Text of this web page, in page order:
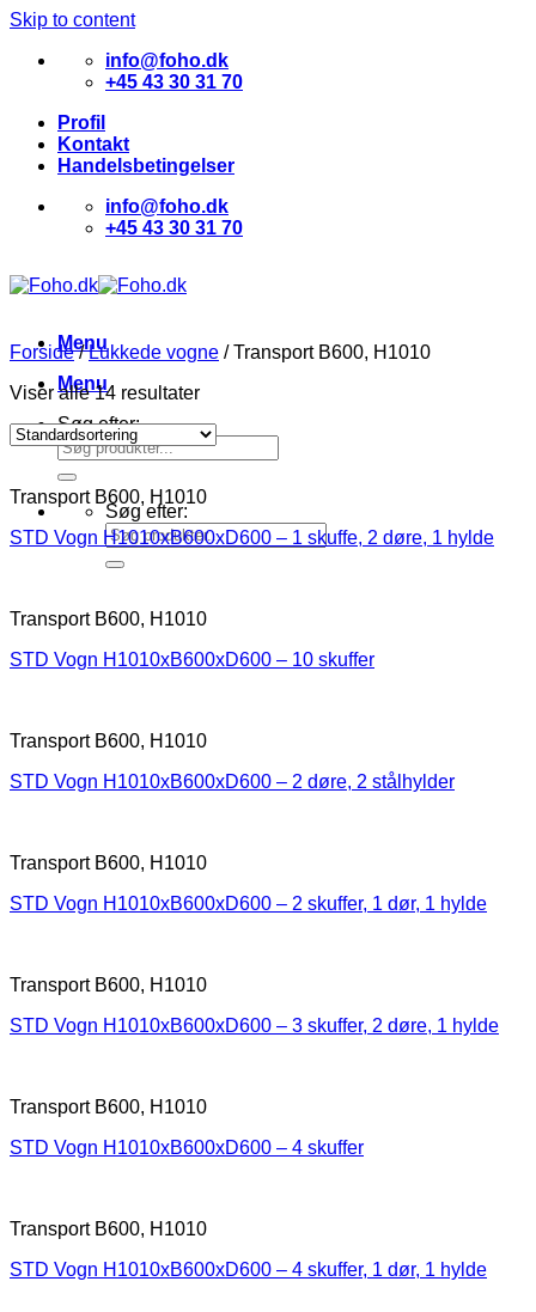
Skip to content
info@foho.dk
+45 43 30 31 70
Profil
Kontakt
Handelsbetingelser
info@foho.dk
+45 43 30 31 70
Menu
Menu
Søg efter:
Søg efter:
Forside / Lukkede vogne /Transport B600, H1010
Viser alle 14 resultater
Transport B600, H1010
STD Vogn H1010xB600xD600 – 1 skuffe, 2 døre, 1 hylde
Transport B600, H1010
STD Vogn H1010xB600xD600 – 10 skuffer
Transport B600, H1010
STD Vogn H1010xB600xD600 – 2 døre, 2 stålhylder
Transport B600, H1010
STD Vogn H1010xB600xD600 – 2 skuffer, 1 dør, 1 hylde
Transport B600, H1010
STD Vogn H1010xB600xD600 – 3 skuffer, 2 døre, 1 hylde
Transport B600, H1010
STD Vogn H1010xB600xD600 – 4 skuffer
Transport B600, H1010
STD Vogn H1010xB600xD600 – 4 skuffer, 1 dør, 1 hylde